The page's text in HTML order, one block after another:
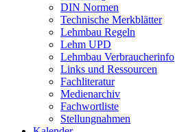
DIN Normen
Technische Merkblätter
Lehmbau Regeln
Lehm UPD
Lehmbau Verbraucherinfo
Links und Ressourcen
Fachliteratur
Medienarchiv
Fachwortliste
Stellungnahmen